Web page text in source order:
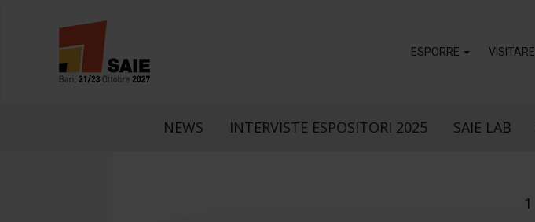
ESPORRE VISITARE
NEWS INTERVISTE ESPOSITORI 2025 SAIE LAB
1